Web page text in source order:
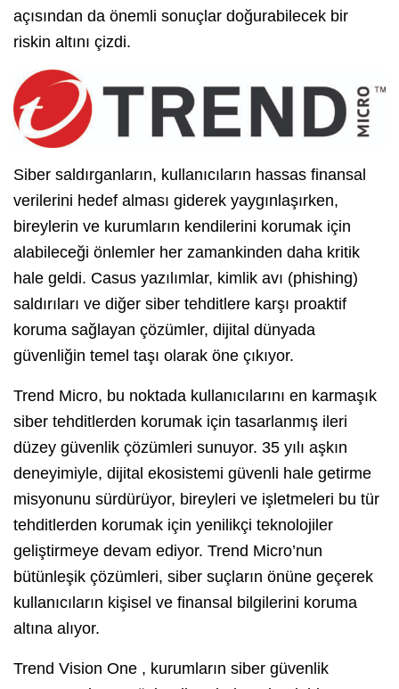
açısından da önemli sonuçlar doğurabilecek bir
riskin altını çizdi.
Siber saldırganların, kullanıcıların hassas finansal
verilerini hedef alması giderek yaygınlaşırken,
bireylerin ve kurumların kendilerini korumak için
alabileceği önlemler her zamankinden daha kritik
hale geldi. Casus yazılımlar, kimlik avı (phishing)
saldırıları ve diğer siber tehditlere karşı proaktif
koruma sağlayan çözümler, dijital dünyada
güvenliğin temel taşı olarak öne çıkıyor.
Trend Micro, bu noktada kullanıcılarını en karmaşık
siber tehditlerden korumak için tasarlanmış ileri
düzey güvenlik çözümleri sunuyor. 35 yılı aşkın
deneyimiyle, dijital ekosistemi güvenli hale getirme
misyonunu sürdürüyor, bireyleri ve işletmeleri bu tür
tehditlerden korumak için yenilikçi teknolojiler
geliştirmeye devam ediyor. Trend Micro’nun
bütünleşik çözümleri, siber suçların önüne geçerek
kullanıcıların kişisel ve finansal bilgilerini koruma
altına alıyor.
Trend Vision One , kurumların siber güvenlik